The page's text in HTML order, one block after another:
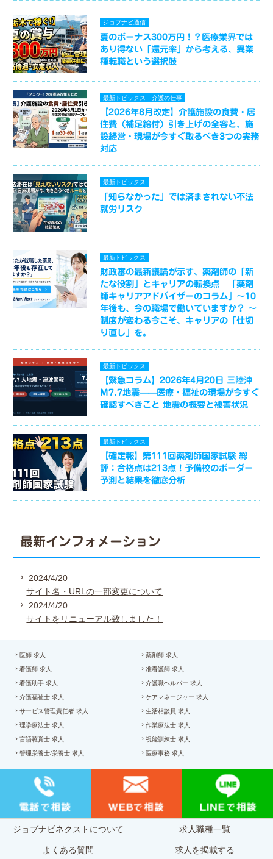
ジョブナビ通信
夏のボーナス300万円！？医療業界では
あり得ない「還元率」から考える、異業
種転職という選択肢
最新トピックス 介護の仕事
【2026年8月改定】介護施設の食費・居
住費（補足給付）引き上げの全容と、施
設経営・現場が今すぐ取るべき3つの実務
対応
最新トピックス
「知らなかった」では済まされない不法
就労リスク
最新トピックス
財政審の最新議論が示す、薬剤師の「新
たな役割」とキャリアの転換点 「薬剤
師キャリアアドバイザーのコラム」～10
年後も、今の職場で働いていますか？ ～
制度が変わる今こそ、キャリアの「仕切
り直し」を。
最新トピックス
【緊急コラム】2026年4月20日 三陸沖
M7.7地震——医療・福祉の現場が今すぐ
確認すべきこと 地震の概要と被害状況
最新トピックス
【確定報】第111回薬剤師国家試験 総
評：合格点は213点！予備校のボーダー
予測と結果を徹底分析
最新インフォメーション
2024/4/20
サイト名・URLの一部変更について
2024/4/20
サイトをリニューアル致しました！
医師 求人 薬剤師 求人
看護師 求人 准看護師 求人
看護助手 求人 介護職ヘルパー 求人
介護福祉士 求人 ケアマネージャー 求人
サービス管理責任者 求人 生活相談員 求人
理学療法士 求人 作業療法士 求人
言語聴覚士 求人 視能訓練士 求人
管理栄養士/栄養士 求人 医療事務 求人
ジョブナビネクストについて 求人職種一覧
よくある質問 求人を掲載する